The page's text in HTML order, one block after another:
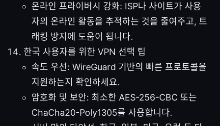
온라인 프라이버시 강화: ISP나 사이트가 사용
자의 온라인 활동을 추적하는 것을 줄여주고, 트
래킹 방지에 도움이 됩니다.
한국 사용자를 위한 VPN 선택 팁
속도 우선: WireGuard 기반의 빠른 프로토콜을
지원하는지 확인하세요.
암호화 및 보안: 최소한 AES-256-CBC 또는
ChaCha20-Poly1305를 사용합니다.